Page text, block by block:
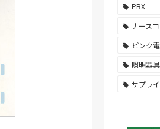
PBX
ナース
ピンク
照明器具
サプライ